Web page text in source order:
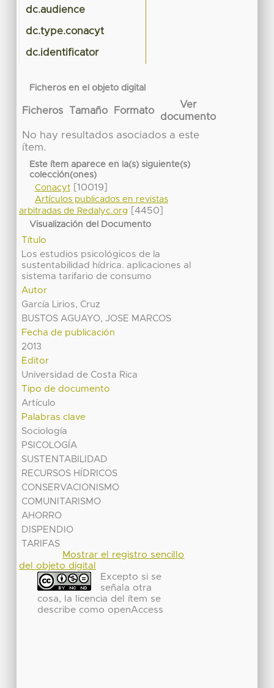
dc.audience
dc.type.conacyt
dc.identificator
Ficheros en el objeto digital
Ficheros Tamaño Formato
Ver
documento
No hay resultados asociados a este
ítem.
Este ítem aparece en la(s) siguiente(s)
colección(ones)
Conacyt[10019]
Artículos publicados en revistas
arbitradas de Redalyc.org
[4450]
Visualización del Documento
Título
Los estudios psicológicos de la
sustentabilidad hídrica. aplicaciones al
sistema tarifario de consumo
Autor
García Lirios, Cruz
BUSTOS AGUAYO, JOSE MARCOS
Fecha de publicación
2013
Editor
Universidad de Costa Rica
Tipo de documento
Artículo
Palabras clave
Sociología
PSICOLOGÍA
SUSTENTABILIDAD
RECURSOS HÍDRICOS
CONSERVACIONISMO
COMUNITARISMO
AHORRO
DISPENDIO
TARIFAS
Mostrar el registro sencillo
del objeto digital
Excepto si se
señala otra
cosa, la licencia del ítem se
describe como openAccess